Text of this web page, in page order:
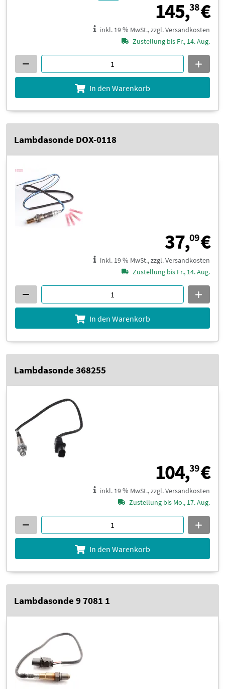
145,38€
inkl. 19 % MwSt., zzgl. Versandkosten
Zustellung bis Fr., 14. Aug.
In den Warenkorb
Lambdasonde DOX-0118
37,09€
inkl. 19 % MwSt., zzgl. Versandkosten
Zustellung bis Fr., 14. Aug.
In den Warenkorb
Lambdasonde 368255
104,39€
inkl. 19 % MwSt., zzgl. Versandkosten
Zustellung bis Mo., 17. Aug.
In den Warenkorb
Lambdasonde 9 7081 1